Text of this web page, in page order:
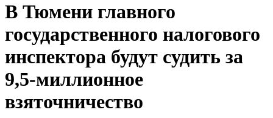
В Тюмени главного
государственного налогового
инспектора будут судить за
9,5-миллионное
взяточничество